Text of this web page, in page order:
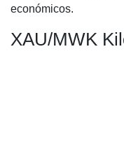
económicos.
XAU/MWK